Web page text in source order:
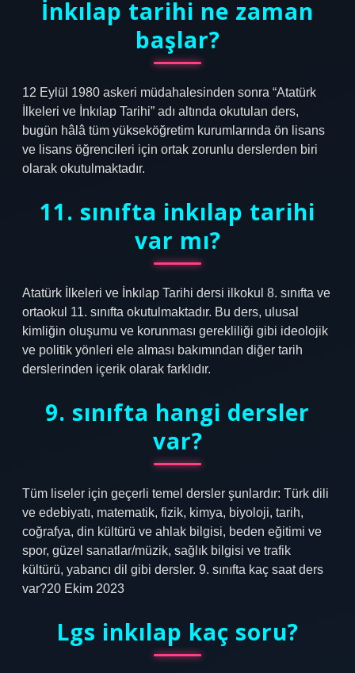
İnkılap tarihi ne zaman
başlar?
12 Eylül 1980 askeri müdahalesinden sonra “Atatürk
İlkeleri ve İnkılap Tarihi” adı altında okutulan ders,
bugün hâlâ tüm yükseköğretim kurumlarında ön lisans
ve lisans öğrencileri için ortak zorunlu derslerden biri
olarak okutulmaktadır.
11. sınıfta inkılap tarihi
var mı?
Atatürk İlkeleri ve İnkılap Tarihi dersi ilkokul 8. sınıfta ve
ortaokul 11. sınıfta okutulmaktadır. Bu ders, ulusal
kimliğin oluşumu ve korunması gerekliliği gibi ideolojik
ve politik yönleri ele alması bakımından diğer tarih
derslerinden içerik olarak farklıdır.
9. sınıfta hangi dersler
var?
Tüm liseler için geçerli temel dersler şunlardır: Türk dili
ve edebiyatı, matematik, fizik, kimya, biyoloji, tarih,
coğrafya, din kültürü ve ahlak bilgisi, beden eğitimi ve
spor, güzel sanatlar/müzik, sağlık bilgisi ve trafik
kültürü, yabancı dil gibi dersler. 9. sınıfta kaç saat ders
var?20 Ekim 2023
Lgs inkılap kaç soru?